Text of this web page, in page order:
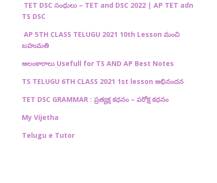
TET DSC సంధులు – TET and DSC 2022 | AP TET adn
TS DSC
AP 5TH CLASS TELUGU 2021 10th Lesson మంచి
బహుమతి
అలంకారాలు Usefull for TS AND AP Best Notes
TS TELUGU 6TH CLASS 2021 1st lesson అభినందన
TET DSC GRAMMAR : ప్రత్యక్ష కధనం – పరోక్ష కధనం
My Vijetha
Telugu e Tutor